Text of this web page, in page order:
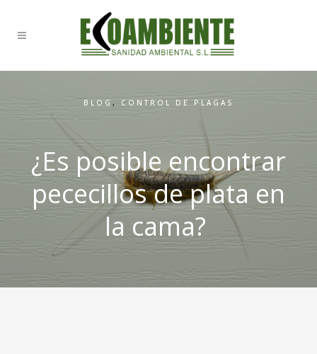
BLOG , CONTROL DE PLAGAS
¿Es posible encontrar
pececillos de plata en
la cama?